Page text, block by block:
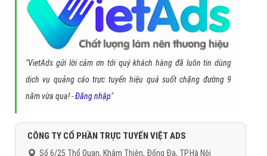
"VietAds gửi lời cảm ơn tới quý khách hàng đã luôn tin dùng
dịch vụ quảng cáo trực tuyến hiệu quả suốt chặng đường 9
năm vừa qua! -Đăng nhập"
CÔNG TY CỔ PHẦN TRỰC TUYẾN VIỆT ADS
Số 6/25 Thổ Quan, Khâm Thiên, Đống Đa, TP.Hà Nội